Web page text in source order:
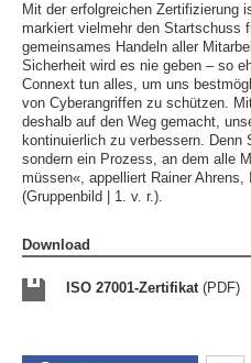
Mit der erfolgreichen Zertifizierung
markiert vielmehr den Startschuss
gemeinsames Handeln aller
Sicherheit wird es nie geben – so
Connext tun alles, um uns
von Cyberangriffen zu schützen.
deshalb auf den Weg gemacht,
kontinuierlich zu verbessern. Denn
sondern ein Prozess, an dem alle
müssen«, appelliert Rainer
(Gruppenbild | 1. v. r.).
Download
ISO 27001-Zertifikat (PDF)